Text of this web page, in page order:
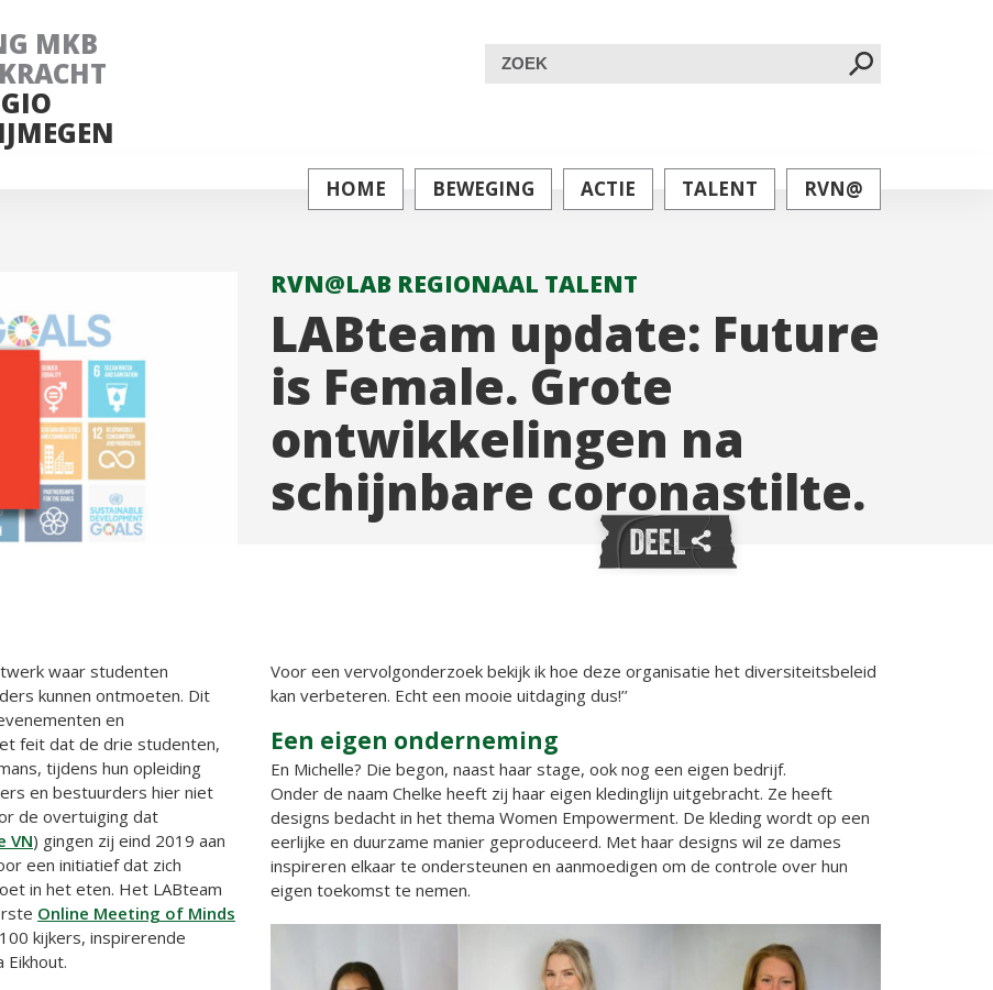
MKB
Zoeken
HOME BEWEGING ACTIE TALENT RVN@
RVN@LAB REGIONAAL TALENT
LABteam update: Future
is Female. Grote
ontwikkelingen na
schijnbare coronastilte.
waar studenten
kunnen ontmoeten. Dit
en
feit dat de drie studenten,
tijdens hun opleiding
en bestuurders hier niet
de overtuiging dat
VN) gingen zij eind 2019 aan
een initiatief dat zich
in het eten. Het LABteam
Online Meeting of Minds
kijkers, inspirerende
Eikhout.
Voor een vervolgonderzoek bekijk ik hoe deze organisatie het diversiteitsbeleid
kan verbeteren. Echt een mooie uitdaging dus!’’
Een eigen onderneming
En Michelle? Die begon, naast haar stage, ook nog een eigen bedrijf.
Onder de naam Chelke heeft zij haar eigen kledinglijn uitgebracht. Ze heeft
designs bedacht in het thema Women Empowerment. De kleding wordt op een
eerlijke en duurzame manier geproduceerd. Met haar designs wil ze dames
inspireren elkaar te ondersteunen en aanmoedigen om de controle over hun
eigen toekomst te nemen.